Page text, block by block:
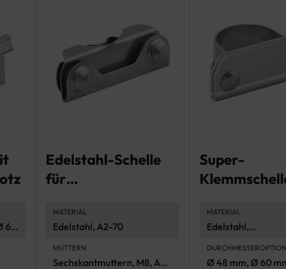
60
Edelstahl-Schelle
für
MATERIAL
Edelstahl, A2-70
MUTTERN
Sechskantmuttern, M8, A4-
Super-
MATERIAL
Edelstahl,
Ø 48 mm, Ø 60